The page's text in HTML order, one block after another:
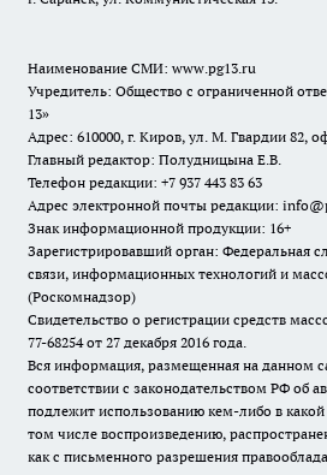
Наименование СМИ: www.pg13.ru
Учредитель: Общество с ограниченной
13»
Адрес: 610000, г. Киров, ул. М. Гвардии 82,
Главный редактор: Полудницына Е.В.
Телефон редакции: +7 937 443 83 63
Адрес электронной почты редакции:
Знак информационной продукции: 16+
Зарегистрировавший орган: Федеральная
связи, информационных технологий и
(Роскомнадзор)
Свидетельство о регистрации средств
77-68254 от 27 декабря 2016 года.
Вся информация, размещенная на данном
соответствии с законодательством РФ об
подлежит использованию кем-либо в
том числе воспроизведению,
как с письменного разрешения